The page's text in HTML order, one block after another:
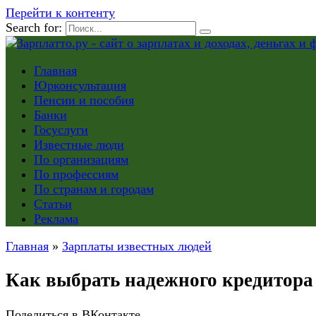
Перейти к контенту
Search for:
Главная
Юрконсультация
Пенсии и пособия
Банки
Госуслуги
Известные люди
По организациям
По профессиям
По странам и городам
Статьи
Реклама
Главная » Зарплаты известных людей
Как выбрать надежного